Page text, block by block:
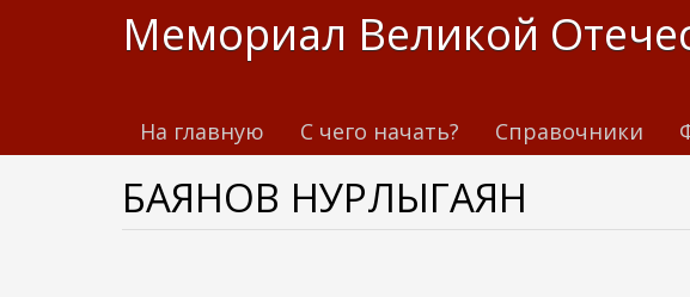
т
Мемориал Великой
На главную С чего начать? Справочники
БАЯНОВ НУРЛЫГАЯН